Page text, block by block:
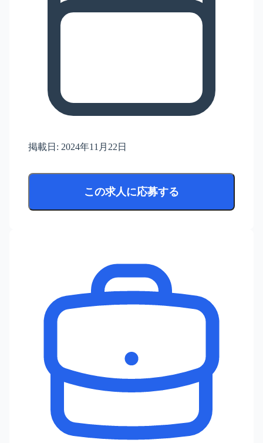
掲載日: 2024年11月22日
この求人に応募する